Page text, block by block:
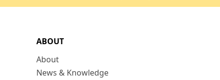
ABOUT
About
News & Knowledge